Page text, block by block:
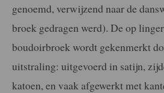
genoemd, verwijzend naar de
broek gedragen werd). De op
boudoirbroek wordt gekenmerkt
uitstraling: uitgevoerd in satijn,
katoen, en vaak afgewerkt met